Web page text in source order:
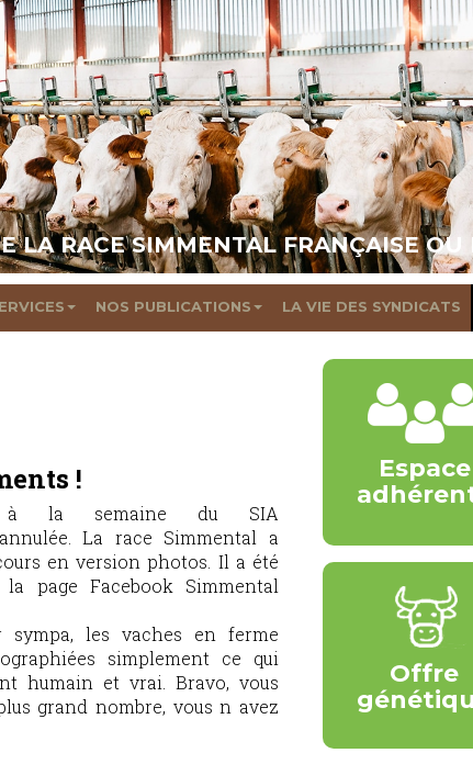
LA RACE SIMMENTAL FRANÇAISE OU
NOS PUBLICATIONS LA VIE DES SYNDICATS
!
à la semaine du SIA
La race Simmental a
en version photos. Il a été
page Facebook Simmental
sympa, les vaches en ferme
simplement ce qui
humain et vrai. Bravo, vous
grand nombre, vous n avez
Espace
Offre